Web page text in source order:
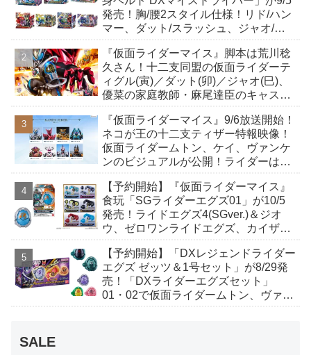
発売！胸/腰2スタイル仕様！リド/ハン
マー、ダット/スラッシュ、ジャオ/バ
も！
『仮面ライダーマイス』脚本は荒川稔
久さん！十二支同盟の仮面ライダーテ
ィグル(寅)／ダット(卯)／ジャオ(巳)、
優菜の家庭教師・麻尾達臣のキャスト
んも変身！
『仮面ライダーマイス』9/6放送開始！
ネコが王の十二支ティザー特報映像！
仮面ライダームトン、ケイ、ヴァンケ
ンのビジュアルが公開！ライダーは子
【予約開始】『仮面ライダーマイス』
食玩「SGライダーエグズ01」が10/5
発売！ライドエグズ4(SGver.)＆ジオ
ウ、ゼロワンライドエグズ、カイザ、
【予約開始】「DXレジェンドライダー
エグズ ゼッツ＆1号セット」が8/29発
売！「DXライダーエグズセット」
01・02で仮面ライダームトン、ヴァン
SALE